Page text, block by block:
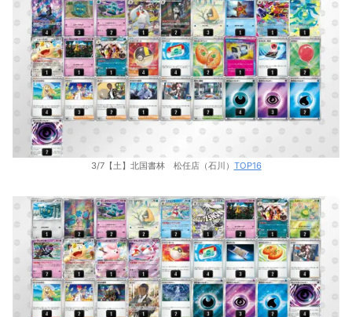
3/7【土】北国書林 松任店（石川） TOP16